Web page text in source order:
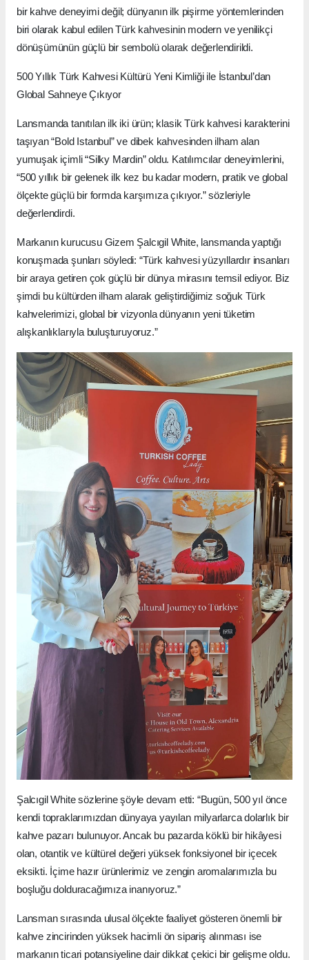
bir kahve deneyimi değil; dünyanın ilk pişirme yöntemlerinden
biri olarak kabul edilen Türk kahvesinin modern ve yenilikçi
dönüşümünün güçlü bir sembolü olarak değerlendirildi.
500 Yıllık Türk Kahvesi Kültürü Yeni Kimliği ile İstanbul’dan
Global Sahneye Çıkıyor
Lansmanda tanıtılan ilk iki ürün; klasik Türk kahvesi karakterini
taşıyan “Bold Istanbul” ve dibek kahvesinden ilham alan
yumuşak içimli “Silky Mardin” oldu. Katılımcılar deneyimlerini,
“500 yıllık bir gelenek ilk kez bu kadar modern, pratik ve global
ölçekte güçlü bir formda karşımıza çıkıyor.” sözleriyle
değerlendirdi.
Markanın kurucusu Gizem Şalcıgil White, lansmanda yaptığı
konuşmada şunları söyledi: “Türk kahvesi yüzyıllardır insanları
bir araya getiren çok güçlü bir dünya mirasını temsil ediyor. Biz
şimdi bu kültürden ilham alarak geliştirdiğimiz soğuk Türk
kahvelerimizi, global bir vizyonla dünyanın yeni tüketim
alışkanlıklarıyla buluşturuyoruz.”
Şalcıgil White sözlerine şöyle devam etti: “Bugün, 500 yıl önce
kendi topraklarımızdan dünyaya yayılan milyarlarca dolarlık bir
kahve pazarı bulunuyor. Ancak bu pazarda köklü bir hikâyesi
olan, otantik ve kültürel değeri yüksek fonksiyonel bir içecek
eksikti. İçime hazır ürünlerimiz ve zengin aromalarımızla bu
boşluğu dolduracağımıza inanıyoruz.”
Lansman sırasında ulusal ölçekte faaliyet gösteren önemli bir
kahve zincirinden yüksek hacimli ön sipariş alınması ise
markanın ticari potansiyeline dair dikkat çekici bir gelişme oldu.